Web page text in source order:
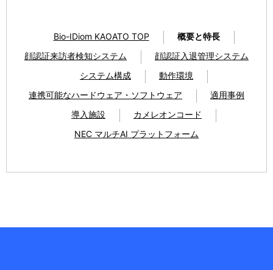
Bio-IDiom KAOATO TOP
概要と特長
顔認証来訪者検知システム
顔認証入退管理システム
システム構成
動作環境
連携可能なハードウェア・ソフトウェア
適用事例
導入施設
カメレオンコード
NEC マルチAI プラットフォーム